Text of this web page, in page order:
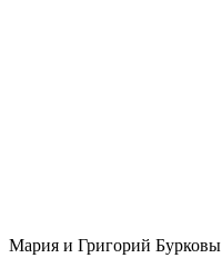
Мария и Григорий Бурковы